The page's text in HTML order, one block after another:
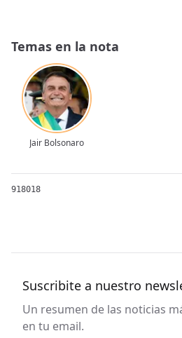
Temas en la nota
Jair Bolsonaro
918018
Suscribite a nuestro
Un resumen de las noticias
en tu email.